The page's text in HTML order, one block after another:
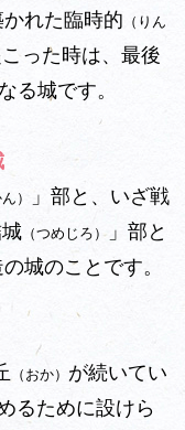
れた臨時的 （りん
った時は、最後
る城です。
）
」部と、いざ戦
（つめじろ） 」部と
城のことです。
（おか） が続いてい
るために設けら